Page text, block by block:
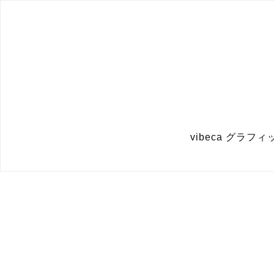
vibeca グラフィ